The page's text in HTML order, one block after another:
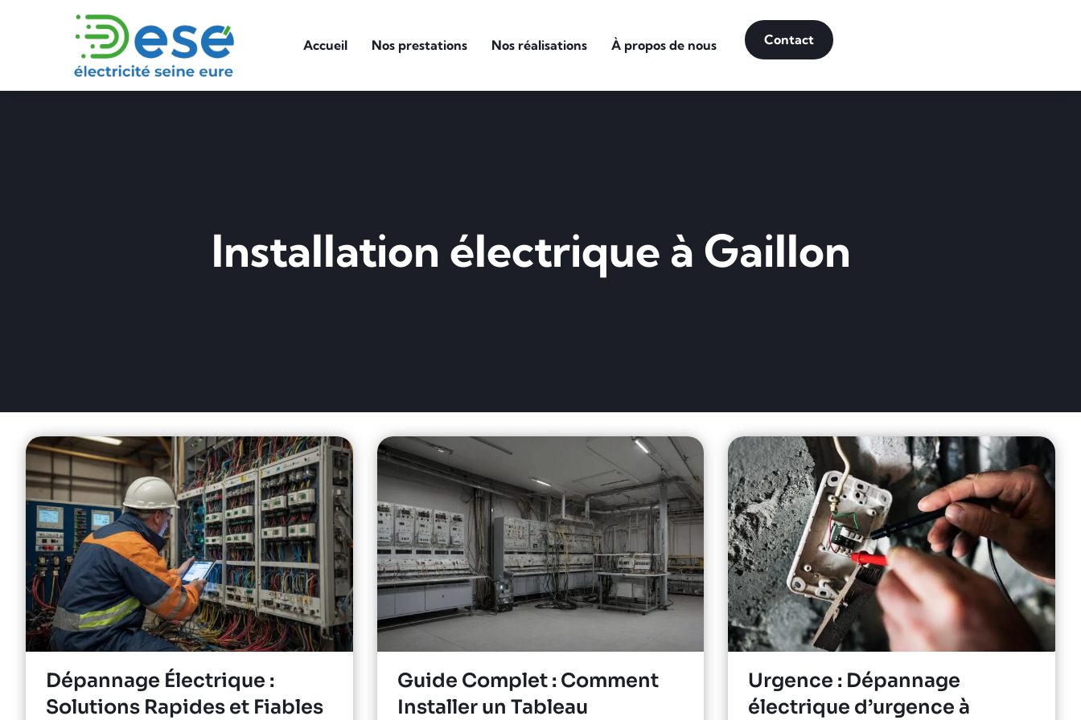
Accueil Nos prestations Nos réalisations À propos de nous Contact
Installation électrique à Gaillon
Dépannage Électrique :
Solutions Rapides et Fiables
Guide Complet : Comment
Installer un Tableau
Urgence : Dépannage
électrique d’urgence à